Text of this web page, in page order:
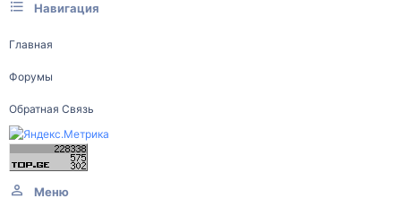
Навигация
Главная
Форумы
Обратная Связь
Меню